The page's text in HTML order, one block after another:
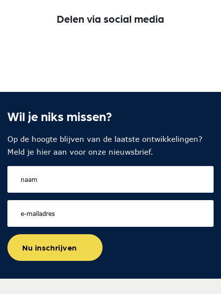
Delen via social media
Wil je niks missen?
Op de hoogte blijven van de laatste ontwikkelingen?
Meld je hier aan voor onze nieuwsbrief.
Nu inschrijven